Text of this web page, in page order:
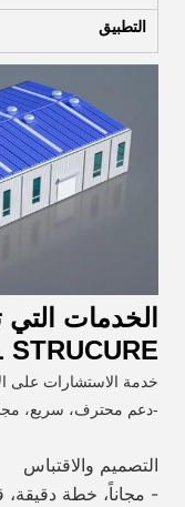
التطبيق
خدمة الاستشارات على
-دعم محترف، سريع،
التصميم والاقتباس
- مجاناً، خطة دقيقة،